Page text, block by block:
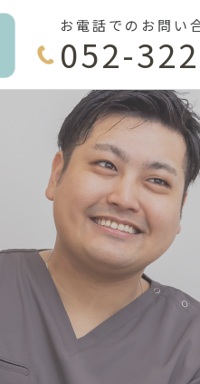
お電話でのお問い
052-